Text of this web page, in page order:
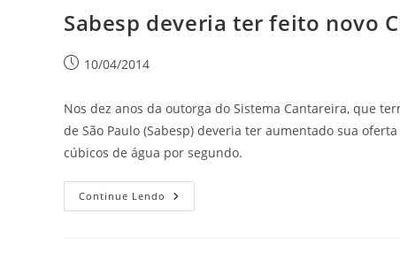
Sabesp deveria ter feito novo
10/04/2014
Nos dez anos da outorga do Sistema Cantareira, que
de São Paulo (Sabesp) deveria ter aumentado sua
cúbicos de água por segundo.
Continue Lendo